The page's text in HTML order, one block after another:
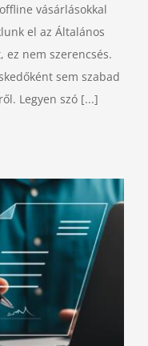
vásárlásokkal
el az Általános
ez nem szerencsés.
sem szabad
Legyen szó [...]